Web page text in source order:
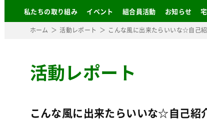
私たちの取り組み イベント 組合員活動 お知らせ
ホーム 活動レポート こんな風に出来たらいいな☆自己
活動レポート
こんな風に出来たらいいな☆自己紹